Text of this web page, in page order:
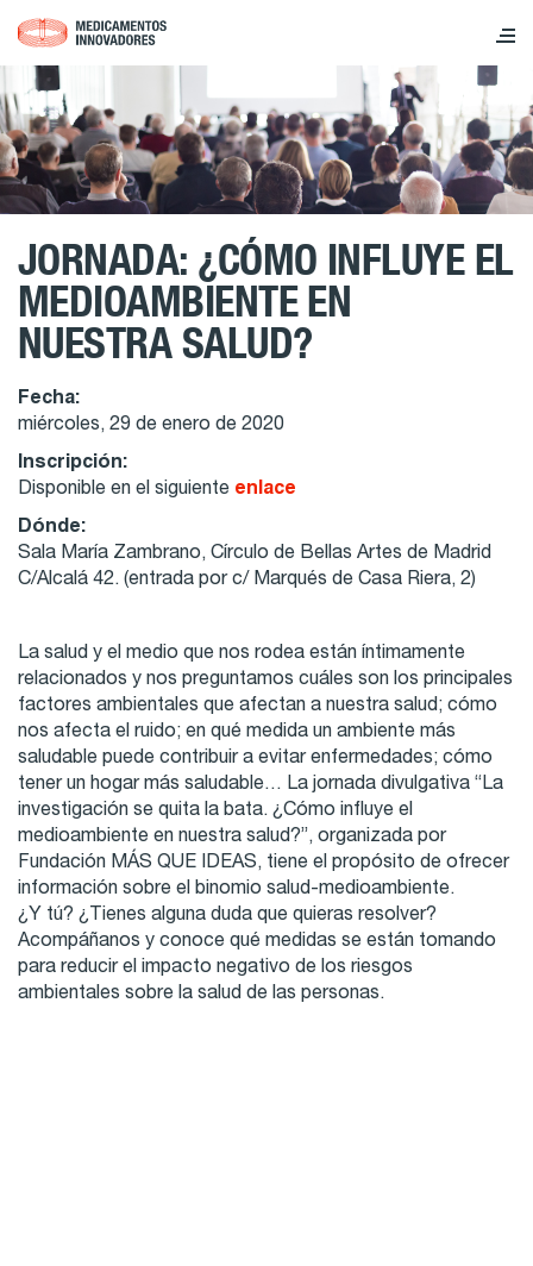
JORNADA: ¿CÓMO INFLUYE EL
MEDIOAMBIENTE EN
NUESTRA SALUD?
Fecha:
miércoles, 29 de enero de 2020
Inscripción:
Disponible en el siguiente enlace
Dónde:
Sala María Zambrano, Círculo de Bellas Artes de Madrid
C/Alcalá 42. (entrada por c/ Marqués de Casa Riera, 2)
La salud y el medio que nos rodea están íntimamente
relacionados y nos preguntamos cuáles son los principales
factores ambientales que afectan a nuestra salud; cómo
nos afecta el ruido; en qué medida un ambiente más
saludable puede contribuir a evitar enfermedades; cómo
tener un hogar más saludable… La jornada divulgativa “La
investigación se quita la bata. ¿Cómo influye el
medioambiente en nuestra salud?”, organizada por
Fundación MÁS QUE IDEAS, tiene el propósito de ofrecer
información sobre el binomio salud-medioambiente.
¿Y tú? ¿Tienes alguna duda que quieras resolver?
Acompáñanos y conoce qué medidas se están tomando
para reducir el impacto negativo de los riesgos
ambientales sobre la salud de las personas.